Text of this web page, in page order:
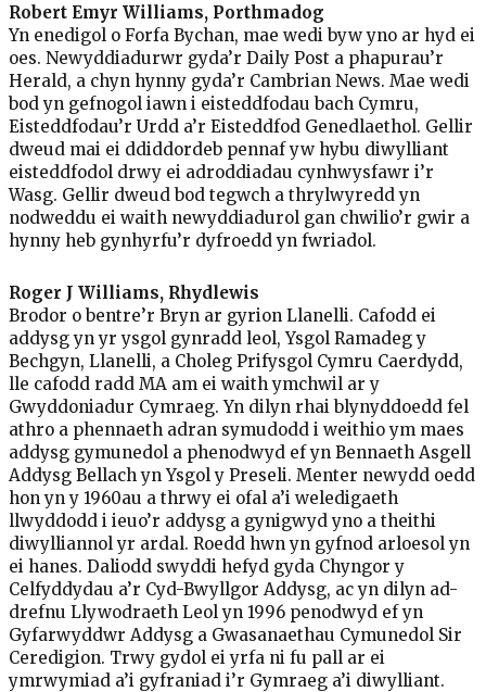
Robert Emyr Williams, Porthmadog
Yn enedigol o Forfa Bychan, mae wedi byw yno ar hyd ei
oes. Newyddiadurwr gyda’r Daily Post a phapurau’r
Herald, a chyn hynny gyda’r Cambrian News. Mae wedi
bod yn gefnogol iawn i eisteddfodau bach Cymru,
Eisteddfodau’r Urdd a’r Eisteddfod Genedlaethol. Gellir
dweud mai ei ddiddordeb pennaf yw hybu diwylliant
eisteddfodol drwy ei adroddiadau cynhwysfawr i’r
Wasg. Gellir dweud bod tegwch a thrylwyredd yn
nodweddu ei waith newyddiadurol gan chwilio’r gwir a
hynny heb gynhyrfu’r dyfroedd yn fwriadol.
Roger J Williams, Rhydlewis
Brodor o bentre’r Bryn ar gyrion Llanelli. Cafodd ei
addysg yn yr ysgol gynradd leol, Ysgol Ramadeg y
Bechgyn, Llanelli, a Choleg Prifysgol Cymru Caerdydd,
lle cafodd radd MA am ei waith ymchwil ar y
Gwyddoniadur Cymraeg. Yn dilyn rhai blynyddoedd fel
athro a phennaeth adran symudodd i weithio ym maes
addysg gymunedol a phenodwyd ef yn Bennaeth Asgell
Addysg Bellach yn Ysgol y Preseli. Menter newydd oedd
hon yn y 1960au a thrwy ei ofal a’i weledigaeth
llwyddodd i ieuo’r addysg a gynigwyd yno a theithi
diwylliannol yr ardal. Roedd hwn yn gyfnod arloesol yn
ei hanes. Daliodd swyddi hefyd gyda Chyngor y
Celfyddydau a’r Cyd-Bwyllgor Addysg, ac yn dilyn ad-
drefnu Llywodraeth Leol yn 1996 penodwyd ef yn
Gyfarwyddwr Addysg a Gwasanaethau Cymunedol Sir
Ceredigion. Trwy gydol ei yrfa ni fu pall ar ei
ymrwymiad a’i gyfraniad i’r Gymraeg a’i diwylliant.